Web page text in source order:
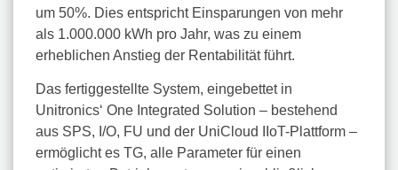
um 50%. Dies entspricht Einsparungen von mehr
als 1.000.000 kWh pro Jahr, was zu einem
erheblichen Anstieg der Rentabilität führt.
Das fertiggestellte System, eingebettet in
Unitronics‘ One Integrated Solution – bestehend
aus SPS, I/O, FU und der UniCloud IIoT-Plattform –
ermöglicht es TG, alle Parameter für einen